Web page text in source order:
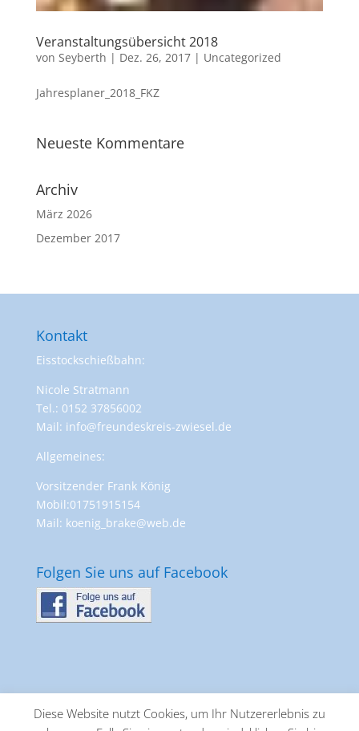
Veranstaltungsübersicht 2018
von Seyberth | Dez. 26, 2017| Uncategorized
Jahresplaner_2018_FKZ
Neueste Kommentare
Archiv
März 2026
Dezember 2017
Kontakt
Eisstockschießbahn:
Nicole Stratmann
Tel.: 0152 37856002
Mail: info@freundeskreis-zwiesel.de
Allgemeines:
Vorsitzender Frank König
Mobil:01751915154
Mail: koenig_brake@web.de
Folgen Sie uns auf Facebook
Datenschutz Impressum
Diese Website nutzt Cookies, um Ihr Nutzererlebnis zu